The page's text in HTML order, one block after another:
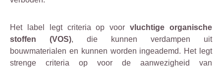
Het label legt criteria op voorvluchtige organische
stoffen (VOS), die kunnen verdampen uit
bouwmaterialen en kunnen worden ingeademd. Het legt
strenge criteria op voor de aanwezigheid van